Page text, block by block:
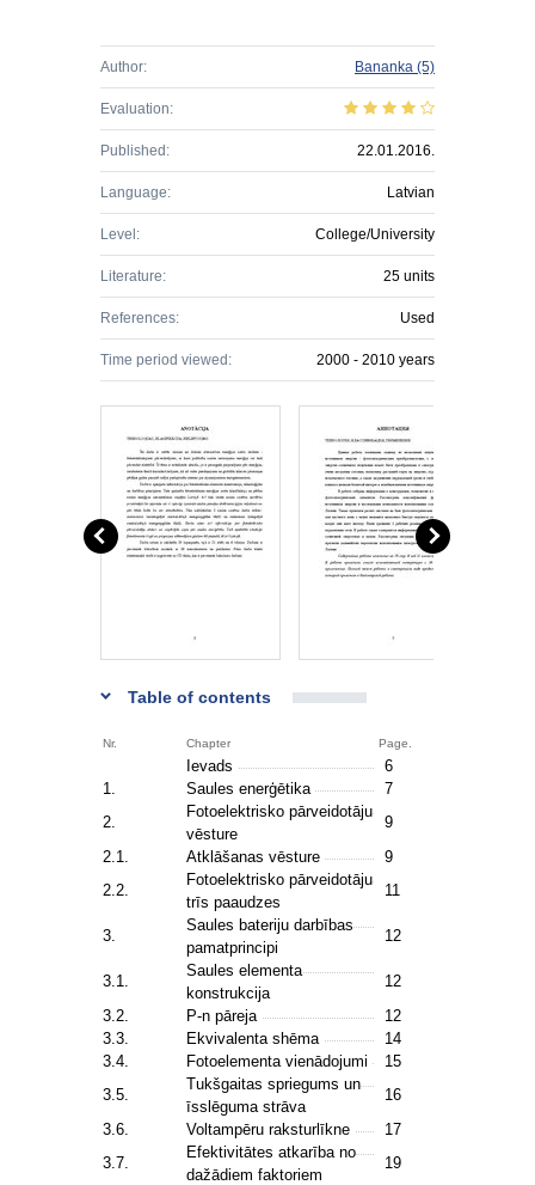
Author: Bananka (5)
Evaluation:
Published: 22.01.2016.
Language: Latvian
Level: College/University
Literature: 25 units
References: Used
Time period viewed: 2000 - 2010 years
Table of contents
Nr. Chapter Page.
Ievads
6
1.
Saules enerģētika
7
2.
Fotoelektrisko pārveidotāju
vēsture
9
2.1.
Atklāšanas vēsture
9
2.2.
Fotoelektrisko pārveidotāju
trīs paaudzes
11
3.
Saules bateriju darbības
pamatprincipi
12
3.1.
Saules elementa
konstrukcija
12
3.2.
P-n pāreja
12
3.3.
Ekvivalenta shēma
14
3.4.
Fotoelementa vienādojumi
15
3.5.
Tukšgaitas spriegums un
īsslēguma strāva
16
3.6.
Voltampēru raksturlīkne
17
3.7.
Efektivitātes atkarība no
dažādiem faktoriem
19